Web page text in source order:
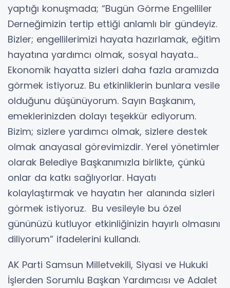
yaptığı konuşmada; “Bugün Görme Engelliler
Derneğimizin tertip ettiği anlamlı bir gündeyiz.
Bizler; engellilerimizi hayata hazırlamak, eğitim
hayatına yardımcı olmak, sosyal hayata…
Ekonomik hayatta sizleri daha fazla aramızda
görmek istiyoruz. Bu etkinliklerin bunlara vesile
olduğunu düşünüyorum. Sayın Başkanım,
emeklerinizden dolayı teşekkür ediyorum.
Bizim; sizlere yardımcı olmak, sizlere destek
olmak anayasal görevimizdir. Yerel yönetimler
olarak Belediye Başkanımızla birlikte, çünkü
onlar da katkı sağlıyorlar. Hayatı
kolaylaştırmak ve hayatın her alanında sizleri
görmek istiyoruz. Bu vesileyle bu özel
gününüzü kutluyor etkinliğinizin hayırlı olmasını
diliyorum” ifadelerini kullandı.
AK Parti Samsun Milletvekili, Siyasi ve Hukuki
İşlerden Sorumlu Başkan Yardımcısı ve Adalet